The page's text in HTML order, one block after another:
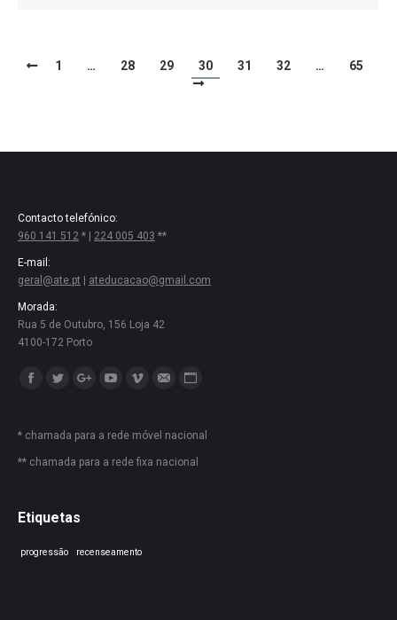
1 … 28 29 30 31 32 … 65
Contacto telefónico:
960 141 512 * | 224 005 403 **
E-mail:
geral@ate.pt
ateducacao@gmail.com
Morada:
Rua 5 de Outubro, 156 Loja 42
4100-172 Porto
Encontre-nos em:
* chamada para a rede móvel nacional
** chamada para a rede fixa nacional
Etiquetas
progressão recenseamento